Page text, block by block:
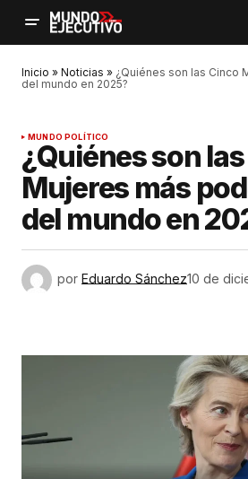
Inicio » Noticias » ¿Quiénes son las Cinco
del mundo en 2025?
MUNDO POLÍTICO
¿Quiénes son
Mujeres más
del mundo en
por Eduardo Sánchez10 de